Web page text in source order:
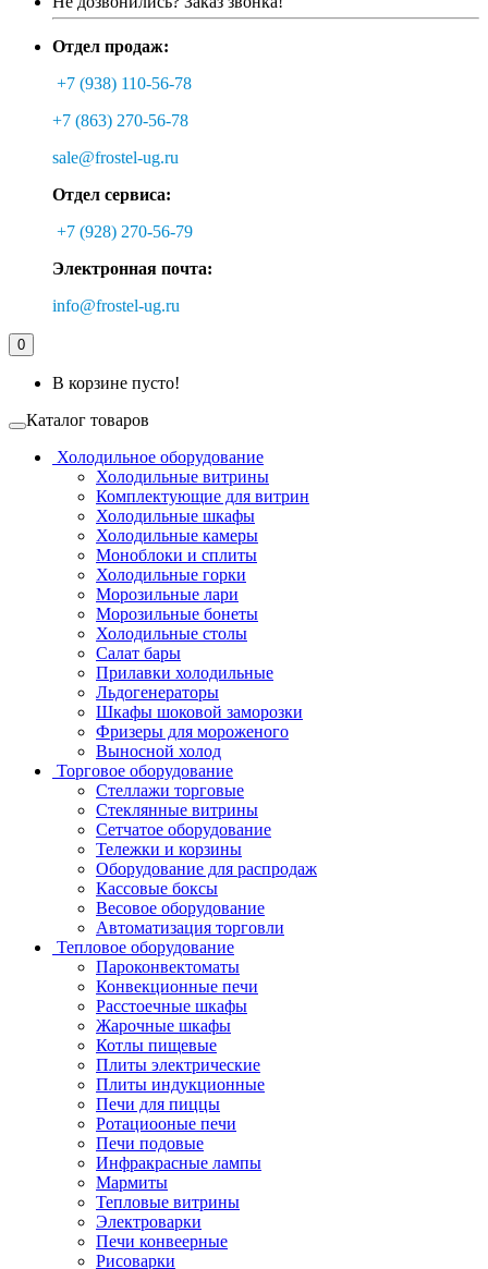
Отдел продаж:
+7 (938) 110-56-78
+7 (863) 270-56-78
sale@frostel-ug.ru
Отдел сервиса:
+7 (928) 270-56-79
Электронная почта:
info@frostel-ug.ru
0
В корзине пусто!
Каталог товаров
Холодильное оборудование
Холодильные витрины
Комплектующие для витрин
Холодильные шкафы
Холодильные камеры
Моноблоки и сплиты
Холодильные горки
Морозильные лари
Морозильные бонеты
Холодильные столы
Салат бары
Прилавки холодильные
Льдогенераторы
Шкафы шоковой заморозки
Фризеры для мороженого
Выносной холод
Торговое оборудование
Стеллажи торговые
Стеклянные витрины
Сетчатое оборудование
Тележки и корзины
Оборудование для распродаж
Кассовые боксы
Весовое оборудование
Автоматизация торговли
Тепловое оборудование
Пароконвектоматы
Конвекционные печи
Расстоечные шкафы
Жарочные шкафы
Котлы пищевые
Плиты электрические
Плиты индукционные
Печи для пиццы
Ротациооные печи
Печи подовые
Инфракрасные лампы
Мармиты
Тепловые витрины
Электроварки
Печи конвеерные
Рисоварки